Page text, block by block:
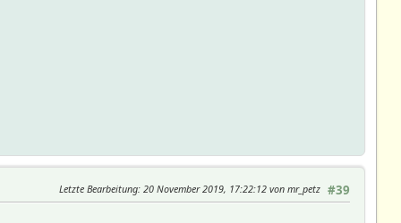
#39
Letzte Bearbeitung: 20 November 2019, 17:22:12 von mr_petz